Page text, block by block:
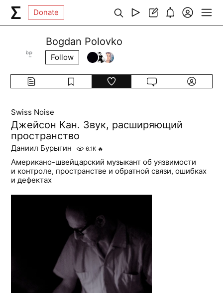
Donate
Bogdan Polovko
Follow
Swiss Noise
Джейсон Кан. Звук, расширяющий
пространство
Даниил Бурыгин 6.1K 🔥
Американо-швейцарский музыкант об уязвимости
и контроле, пространстве и обратной связи, ошибках
и дефектах